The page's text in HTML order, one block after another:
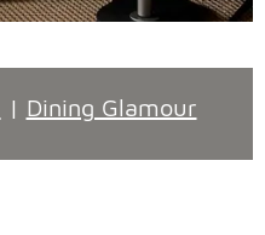
| Dining Glamour